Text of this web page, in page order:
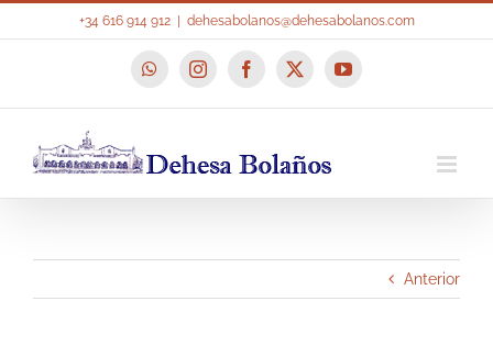
+34 616 914 912 dehesabolanos@dehesabolanos.com
WhatsAppInstagramFacebook
X YouTube
Anterior